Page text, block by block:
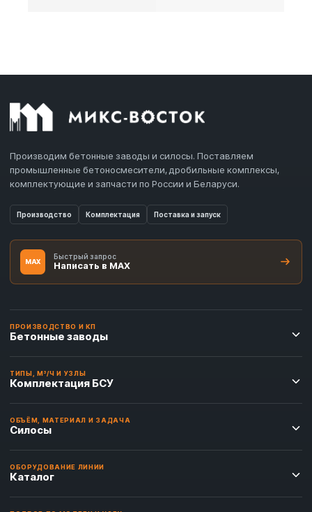
Производим бетонные заводы и силосы. Поставляем
промышленные бетоносмесители, дробильные комплексы,
комплектующие и запчасти по России и Беларуси.
Производство Комплектация Поставка и запуск
MAX
Быстрый запрос
Написать в MAX
ПРОИЗВОДСТВО И КП
Бетонные заводы
ТИПЫ, М³/Ч И УЗЛЫ
Комплектация БСУ
ОБЪЁМ, МАТЕРИАЛ И ЗАДАЧА
Силосы
ОБОРУДОВАНИЕ ЛИНИИ
Каталог